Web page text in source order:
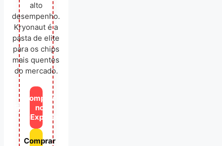
alto
desempenho.
Kryonaut é a
pasta de elite
para os chips
mais quentes
do mercado.
🛒
Comprar
no
AliExpress
Comprar